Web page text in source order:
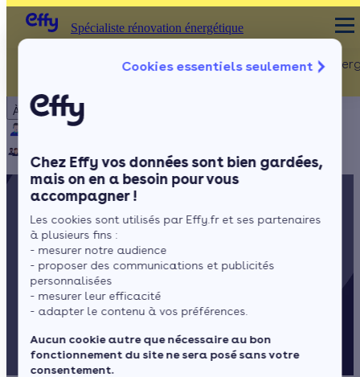
Cookies essentiels seulement
Chez Effy vos données sont bien gardées,
mais on en a besoin pour vous
accompagner !
Les cookies sont utilisés par Effy.fr et ses partenaires
à plusieurs fins :
- mesurer notre audience
- proposer des communications et publicités
personnalisées
- mesurer leur efficacité
- adapter le contenu à vos préférences.
Aucun cookie autre que nécessaire au bon
fonctionnement du site ne sera posé sans votre
consentement.
À propos
Notre équipe
Rejoignez-nous Presse
Spécialiste rénovation énergétique Rénovation
Murs
Sols
Spécialiste rénovation énergétique